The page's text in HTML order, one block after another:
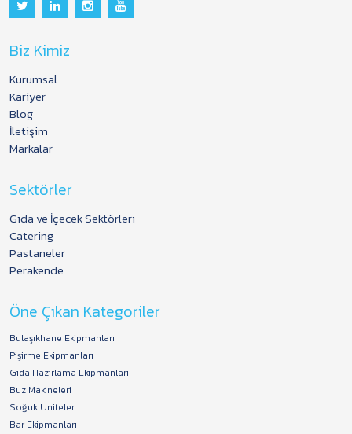
Biz Kimiz
Kurumsal
Kariyer
Blog
İletişim
Markalar
Sektörler
Gıda ve İçecek Sektörleri
Catering
Pastaneler
Perakende
Öne Çıkan Kategoriler
Bulaşıkhane Ekipmanları
Pişirme Ekipmanları
Gıda Hazırlama Ekipmanları
Buz Makineleri
Soğuk Üniteler
Bar Ekipmanları